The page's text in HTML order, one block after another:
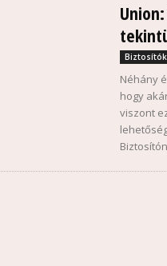
Biztosítók
Néhány
hogy
viszont